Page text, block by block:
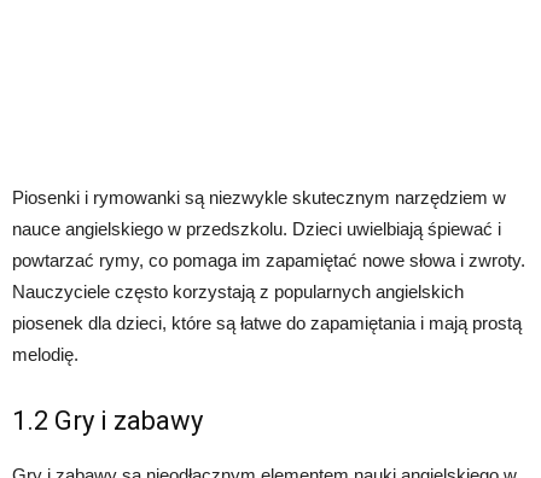
Piosenki i rymowanki są niezwykle skutecznym narzędziem w
nauce angielskiego w przedszkolu. Dzieci uwielbiają śpiewać i
powtarzać rymy, co pomaga im zapamiętać nowe słowa i zwroty.
Nauczyciele często korzystają z popularnych angielskich
piosenek dla dzieci, które są łatwe do zapamiętania i mają prostą
melodię.
1.2 Gry i zabawy